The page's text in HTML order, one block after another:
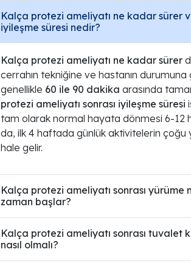
Kalça protezi ameliyatı ne kadar sürer
iyileşme süresi nedir?
Kalça protezi ameliyatı ne kadar sürer
cerrahın tekniğine ve hastanın durumuna
genellikle 60 ile 90 dakika arasında
protezi ameliyatı sonrası iyileşme süresi
tam olarak normal hayata dönmesi 6-12
da, ilk 4 haftada günlük aktivitelerin çoğu
hale gelir.
Kalça protezi ameliyatı sonrası yürüme
zaman başlar?
Kalça protezi ameliyatı sonrası tuvalet
nasıl olmalı?